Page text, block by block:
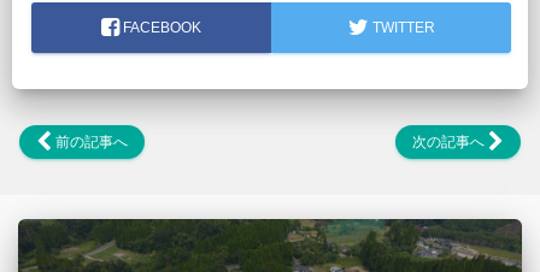
FACEBOOK TWITTER
前の記事へ 次の記事へ